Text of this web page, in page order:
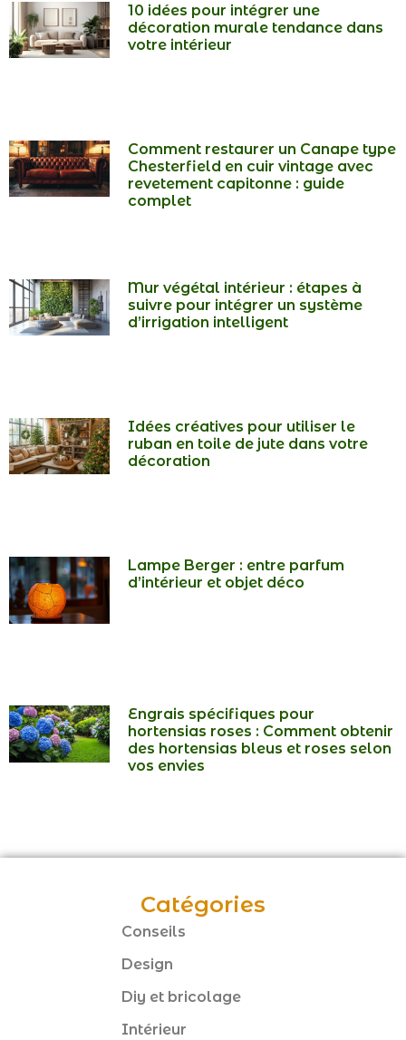
10 idées pour intégrer une
décoration murale tendance dans
votre intérieur
Comment restaurer un Canape type
Chesterfield en cuir vintage avec
revetement capitonne : guide
complet
Mur végétal intérieur : étapes à
suivre pour intégrer un système
d’irrigation intelligent
Idées créatives pour utiliser le
ruban en toile de jute dans votre
décoration
Lampe Berger : entre parfum
d’intérieur et objet déco
Engrais spécifiques pour
hortensias roses : Comment obtenir
des hortensias bleus et roses selon
vos envies
Catégories
Conseils
Design
Diy et bricolage
Intérieur